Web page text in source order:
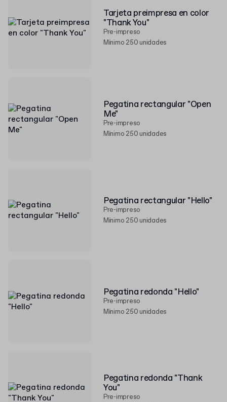
Tarjeta preimpresa en color
"Thank You"
Pre-impreso
Mínimo 250 unidades
Pegatina rectangular "Open
Me"
Pre-impreso
Mínimo 250 unidades
Pegatina rectangular "Hello"
Pre-impreso
Mínimo 250 unidades
Pegatina redonda "Hello"
Pre-impreso
Mínimo 250 unidades
Pegatina redonda "Thank
You"
Pre-impreso